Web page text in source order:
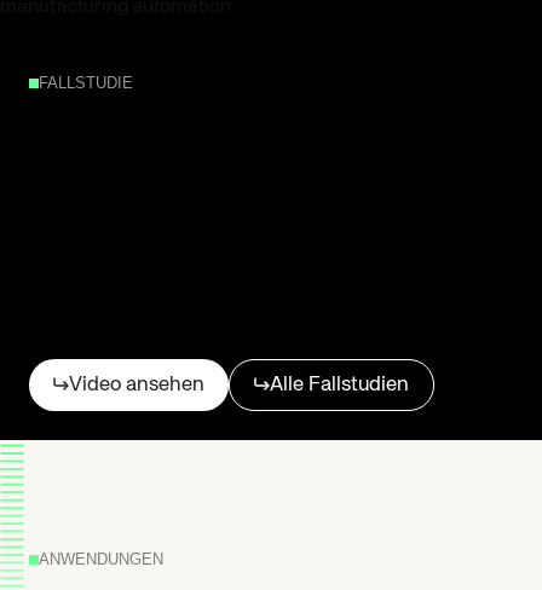
FALLSTUDIE
Cobotsautomatisiert
hatVideo ansehen Alle Fallstudien
ANWENDUNGEN